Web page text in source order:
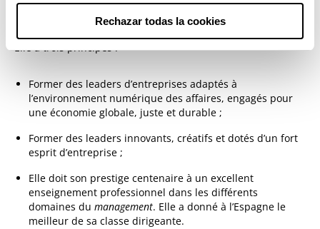
Rechazar todas la cookies
Elle a trois principes :
Former des leaders d’entreprises adaptés à
l’environnement numérique des affaires, engagés pour
une économie globale, juste et durable ;
Former des leaders innovants, créatifs et dotés d’un fort
esprit d’entreprise ;
Elle doit son prestige centenaire à un excellent
enseignement professionnel dans les différents
domaines dumanagement. Elle a donné à l’Espagne le
meilleur de sa classe dirigeante.